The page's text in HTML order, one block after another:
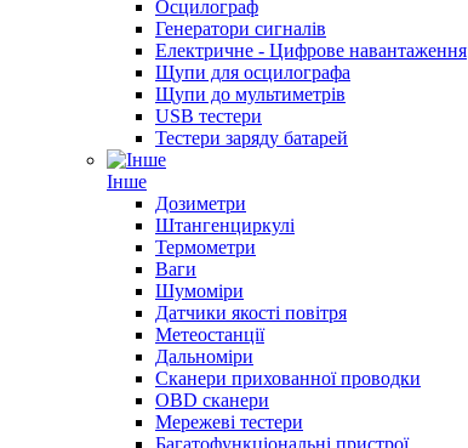
Осцилограф
Генератори сигналів
Електричне - Цифрове навантаження
Щупи для осцилографа
Щупи до мультиметрів
USB тестери
Тестери заряду батарей
Інше
Дозиметри
Штангенциркулі
Термометри
Ваги
Шумоміри
Датчики якості повітря
Метеостанції
Дальноміри
Сканери прихованної проводки
OBD сканери
Мережеві тестери
Багатофункціональні пристрої